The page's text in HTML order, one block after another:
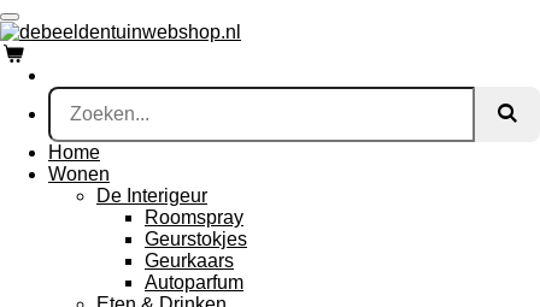
Ga
direct
naar
de
hoofdinhoud
Home
Wonen
De Interigeur
Roomspray
Geurstokjes
Geurkaars
Autoparfum